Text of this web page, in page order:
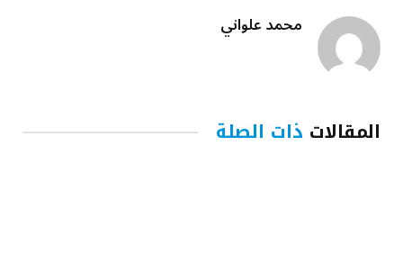
محمد علواني
المقالات ذات الصلة